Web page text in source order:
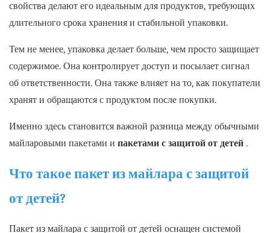
свойства делают его идеальным для продуктов, требующих
длительного срока хранения и стабильной упаковки.
Тем не менее, упаковка делает больше, чем просто защищает
содержимое. Она контролирует доступ и посылает сигнал
об ответственности. Она также влияет на то, как покупатели
хранят и обращаются с продуктом после покупки.
Именно здесь становится важной разница между обычными
майларовыми пакетами и пакетами с защитой от детей .
Что такое пакет из майлара с защитой
от детей?
Пакет из майлара с защитой от детей оснащен системой